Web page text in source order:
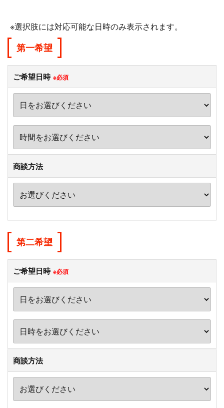
※選択肢には対応可能な日時のみ表示されます。
第一希望
ご希望日時 ※必須
商談方法
第二希望
ご希望日時 ※必須
商談方法